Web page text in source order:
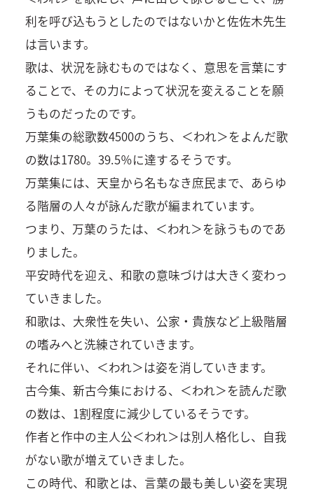
利を呼び込もうとしたのではないかと佐佐木先生
は言います。
歌は、状況を詠むものではなく、意思を言葉にす
ることで、その力によって状況を変えることを願
うものだったのです。
万葉集の総歌数4500のうち、＜われ＞をよんだ歌
の数は1780。39.5％に達するそうです。
万葉集には、天皇から名もなき庶民まで、あらゆ
る階層の人々が詠んだ歌が編まれています。
つまり、万葉のうたは、＜われ＞を詠うものであ
りました。
平安時代を迎え、和歌の意味づけは大きく変わっ
ていきました。
和歌は、大衆性を失い、公家・貴族など上級階層
の嗜みへと洗練されていきます。
それに伴い、＜われ＞は姿を消していきます。
古今集、新古今集における、＜われ＞を読んだ歌
の数は、1割程度に減少しているそうです。
作者と作中の主人公＜われ＞は別人格化し、自我
がない歌が増えていきました。
この時代、和歌とは、言葉の最も美しい姿を実現